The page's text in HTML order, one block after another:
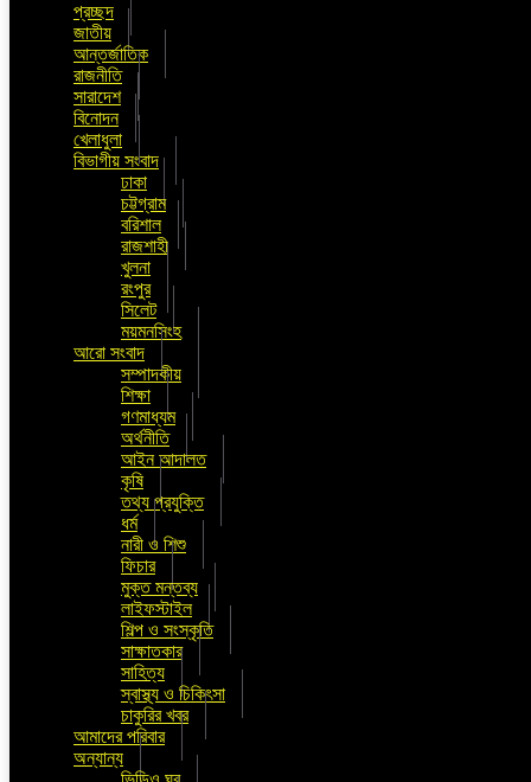
প্রচ্ছদ
জাতীয়
আন্তর্জাতিক
রাজনীতি
সারাদেশ
বিনোদন
খেলাধুলা
বিভাগীয় সংবাদ
ঢাকা
চট্টগ্রাম
বরিশাল
রাজশাহী
খুলনা
রংপুর
সিলেট
ময়মনসিংহ
আরো সংবাদ
সম্পাদকীয়
শিক্ষা
গণমাধ্যম
অর্থনীতি
আইন আদালত
কৃষি
তথ্য প্রযুক্তি
ধর্ম
নারী ও শিশু
ফিচার
মুক্ত মন্তব্য
লাইফস্টাইল
শিল্প ও সংস্কৃতি
সাক্ষাতকার
সাহিত্য
স্বাস্থ্য ও চিকিৎসা
চাকুরির খবর
আমাদের পরিবার
অন্যান্য